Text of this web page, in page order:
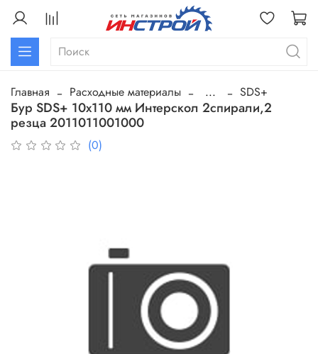
Главная Расходные материалы ... SDS+
Бур SDS+ 10х110 мм Интерскол 2спирали,2
резца 2011011001000
(0)